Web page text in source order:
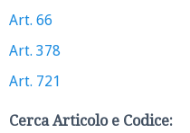
Art. 66
Art. 378
Art. 721
Cerca Articolo e Codice: